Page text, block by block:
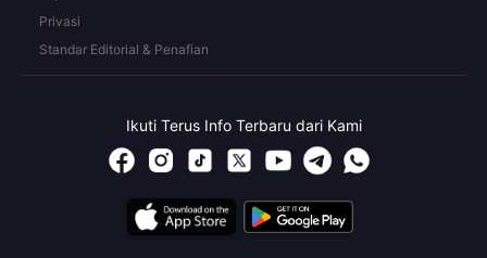
Privasi
Standar Editorial & Penafian
Ikuti Terus Info Terbaru dari Kami